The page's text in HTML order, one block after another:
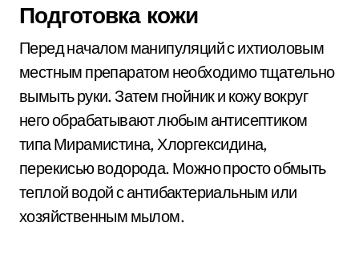
Подготовка кожи
Перед началом манипуляций с ихтиоловым
местным препаратом необходимо тщательно
вымыть руки. Затем гнойник и кожу вокруг
него обрабатывают любым антисептиком
типа Мирамистина, Хлоргексидина,
перекисью водорода. Можно просто обмыть
теплой водой с антибактериальным или
хозяйственным мылом.